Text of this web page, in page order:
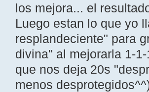
los mejora... el
Luego estan lo que yo
resplandeciente" para
divina" al mejorarla 1-
que nos deja 20s
menos